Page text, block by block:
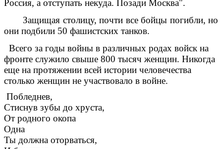
Россия, а отступать некуда. Позади Москва".
Защищая столицу, почти все бойцы погибли, но
они подбили 50 фашистских танков.
Всего за годы войны в различных родах войск на
фронте служило свыше 800 тысяч женщин. Никогда
еще на протяжении всей истории человечества
столько женщин не участвовало в войне.
Побледнев,
Стиснув зубы до хруста,
От родного окопа
Одна
Ты должна оторваться,